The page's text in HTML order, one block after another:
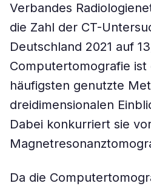
Verbandes
die Zahl der CT-
Deutschland 2021 auf
Computertomografie ist
häufigsten genutzte
dreidimensionalen
Dabei konkurriert sie
Da die